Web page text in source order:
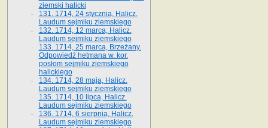
ziemski halicki
131. 1714, 24 stycznia, Halicz.
Laudum sejmiku ziemskiego
132. 1714, 12 marca, Halicz.
Laudum sejmiku ziemskiego
133. 1714, 25 marca, Brzeżany.
Odpowiedź hetmana w. kor.
posłom sejmiku ziemskiego
halickiego
134. 1714, 28 maja, Halicz.
Laudum sejmiku ziemskiego
135. 1714, 10 lipca, Halicz.
Laudum sejmiku ziemskiego
136. 1714, 6 sierpnia, Halicz.
Laudum sejmiku ziemskiego